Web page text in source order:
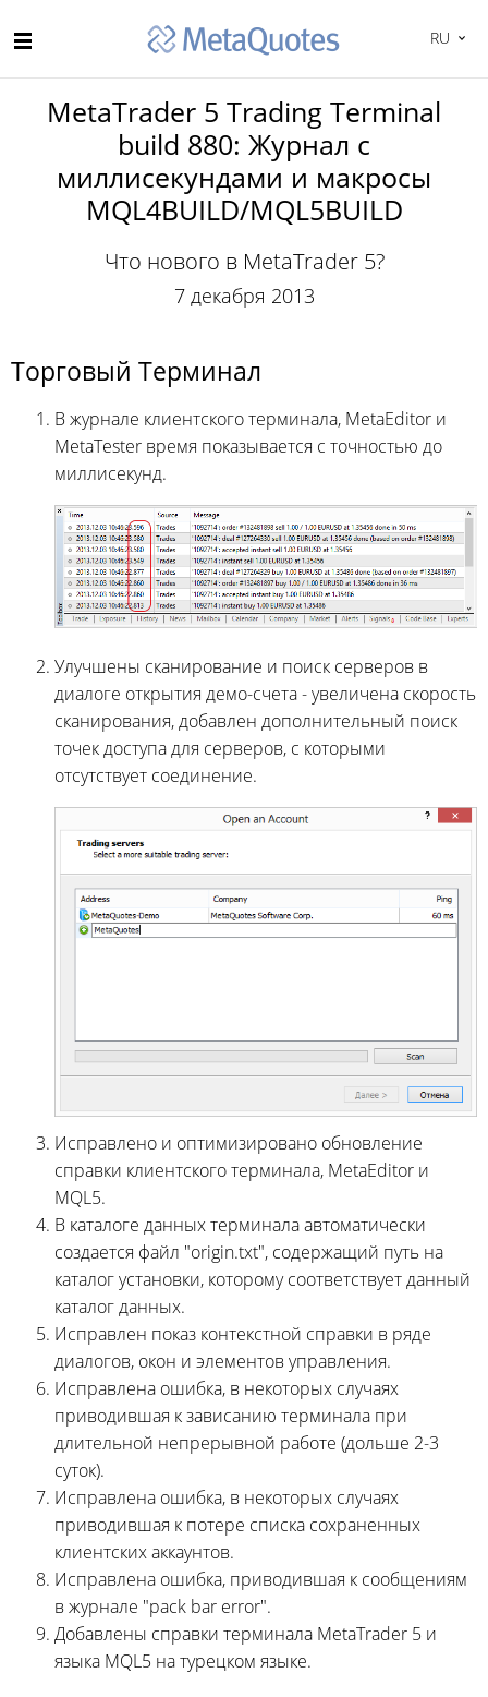
RU
MetaTrader 5 Trading Terminal
build 880: Журнал с
миллисекундами и макросы
MQL4BUILD/MQL5BUILD
Что нового в MetaTrader 5?
7 декабря 2013
Торговый Терминал
В журнале клиентского терминала, MetaEditor и
MetaTester время показывается с точностью до
миллисекунд.
Улучшены сканирование и поиск серверов в
диалоге открытия демо-счета - увеличена скорость
сканирования, добавлен дополнительный поиск
точек доступа для серверов, с которыми
отсутствует соединение.
Исправлено и оптимизировано обновление
справки клиентского терминала, MetaEditor и
MQL5.
В каталоге данных терминала автоматически
создается файл "origin.txt", содержащий путь на
каталог установки, которому соответствует данный
каталог данных.
Исправлен показ контекстной справки в ряде
диалогов, окон и элементов управления.
Исправлена ошибка, в некоторых случаях
приводившая к зависанию терминала при
длительной непрерывной работе (дольше 2-3
суток).
Исправлена ошибка, в некоторых случаях
приводившая к потере списка сохраненных
клиентских аккаунтов.
Исправлена ошибка, приводившая к сообщениям
в журнале "pack bar error".
Добавлены справки терминала MetaTrader 5 и
языка MQL5 на турецком языке.